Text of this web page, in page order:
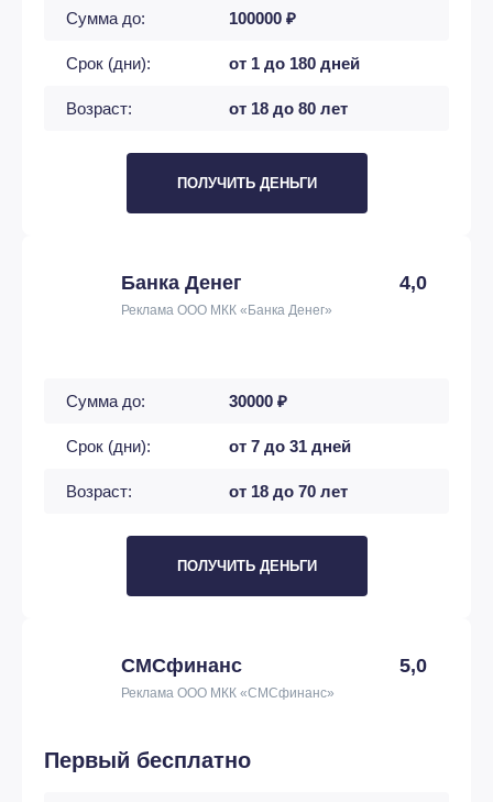
Сумма до: 100000 ₽
Срок (дни): от 1 до 180 дней
Возраст: от 18 до 80 лет
ПОЛУЧИТЬ ДЕНЬГИ
Банка Денег 4,0
Реклама ООО МКК «Банка Денег»
Сумма до: 30000 ₽
Срок (дни): от 7 до 31 дней
Возраст: от 18 до 70 лет
ПОЛУЧИТЬ ДЕНЬГИ
СМСфинанс 5,0
Реклама ООО МКК «СМСфинанс»
Первый бесплатно